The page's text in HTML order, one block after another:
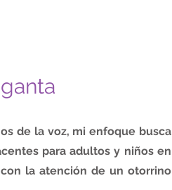
de la voz, mi enfoque busca
para adultos y niños en
la atención de un otorrino